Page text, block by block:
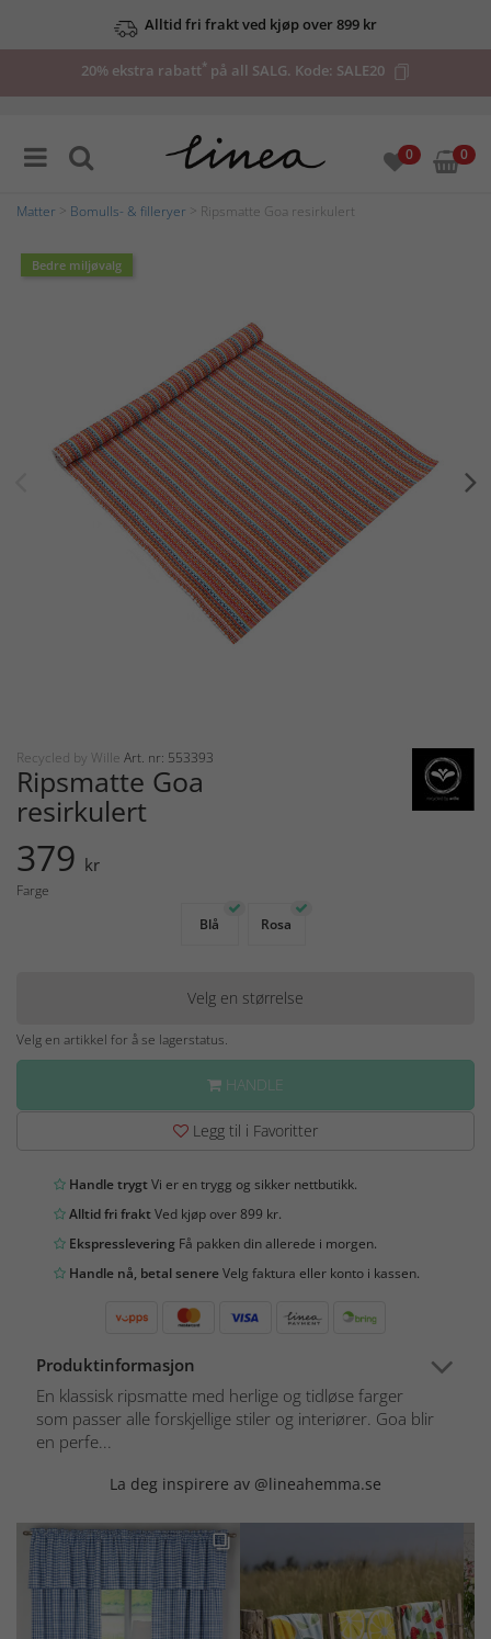
Alltid fri frakt ved kjøp over 899 kr
20% ekstra rabatt* på all SALG. Kode: SALE20
0 0
Matter Bomulls- & filleryer > Ripsmatte Goa resirkulert
Bedre miljøvalg
Recycled by Wille Art. nr: 553393
Ripsmatte Goa
resirkulert
379 kr
Farge
Blå
Rosa
Velg en størrelse
Velg en artikkel for å se lagerstatus.
HANDLE
Legg til i Favoritter
Handle trygtVi er en trygg og sikker nettbutikk.
Alltid fri fraktVed kjøp over 899 kr.
Ekspresslevering Få pakken din allerede i morgen.
Handle nå, betal senereVelg faktura eller konto i kassen.
Produktinformasjon
En klassisk ripsmatte med herlige og tidløse farger
som passer alle forskjellige stiler og interiører. Goa blir
en perfe...
La deg inspirere av @lineahemma.se